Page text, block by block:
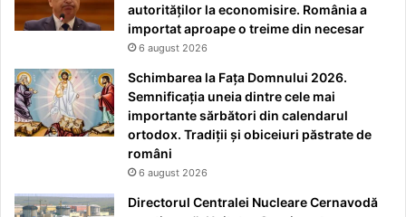
autorităților la economisire. România a
importat aproape o treime din necesar
6 august 2026
Schimbarea la Fața Domnului 2026.
Semnificația uneia dintre cele mai
importante sărbători din calendarul
ortodox. Tradiții și obiceiuri păstrate de
români
6 august 2026
Directorul Centralei Nucleare Cernavodă